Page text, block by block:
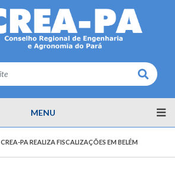
Buscar
MENU
CREA-PA REALIZA FISCALIZAÇÕES EM BELÉM